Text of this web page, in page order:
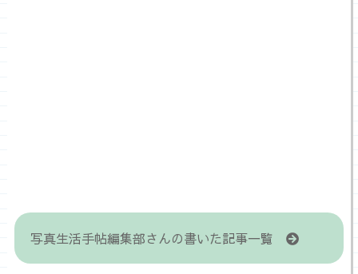
写真生活手帖編集部さんの書いた記事一覧